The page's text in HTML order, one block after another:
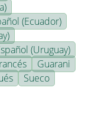
(Ecuador)
(Uruguay)
Guarani
Sueco